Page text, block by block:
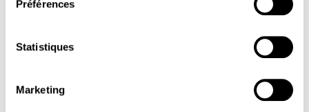
Préférences
Statistiques
Marketing
Paiement en toute sénérité sur une plate-forme